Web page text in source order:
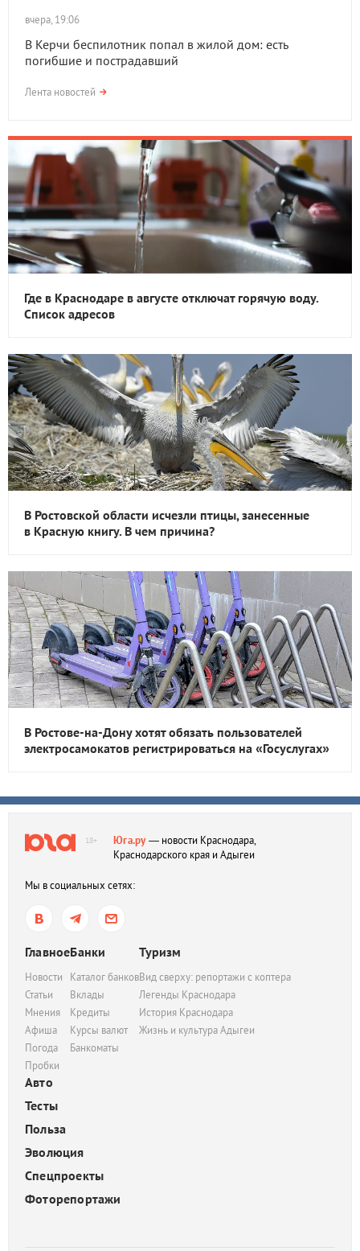
вчера, 19:06
В Керчи беспилотник попал в жилой дом: есть
погибшие и пострадавший
Лента новостей
Где в Краснодаре в августе отключат горячую воду.
Список адресов
В Ростовской области исчезли птицы, занесенные
в Красную книгу. В чем причина?
В Ростове-на-Дону хотят обязать пользователей
электросамокатов регистрироваться на «Госуслугах»
18+ Юга.ру— новости Краснодара,
Краснодарского края и Адыгеи
Мы в социальных сетях:
Главное
Новости
Статьи
Мнения
Афиша
Погода
Пробки
Банки
Каталог банков
Вклады
Кредиты
Курсы валют
Банкоматы
Туризм
Вид сверху: репортажи с коптера
Легенды Краснодара
История Краснодара
Жизнь и культура Адыгеи
Авто
Тесты
Польза
Эволюция
Спецпроекты
Фоторепортажи